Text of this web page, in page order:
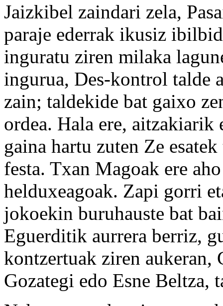
Jaizkibel zaindari zela,
paraje ederrak ikusiz
inguratu ziren milaka
ingurua, Des-kontrol talde
zain; taldekide bat gaixo
ordea. Hala ere, aitzakiarik
gaina hartu zuten Ze
festa. Txan Magoak ere
helduxeagoak. Zapi gorri
jokoekin buruhauste bat
Eguerditik aurrera berriz,
kontzertuak ziren aukeran,
Gozategi edo Esne Beltza,